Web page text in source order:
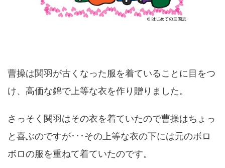
曹操は関羽が古くなった服を着ていることに目をつ
け、高価な錦で上等な衣を作り贈りました。
さっそく関羽はその衣を着ていたので曹操はちょっ
と喜ぶのですが･･･その上等な衣の下には元のボロ
ボロの服を重ねて着ていたのです。